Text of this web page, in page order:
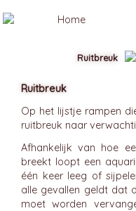
Ruitbreuk
Op het lijstje rampen
ruitbreuk naar
Afhankelijk van hoe
breekt loopt een
één keer leeg of
alle gevallen geldt dat
moet worden
Ruitbreuk